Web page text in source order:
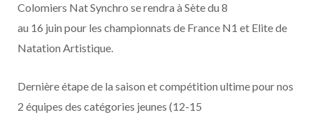
Colomiers Nat Synchro se rendra à Sète du 8
au 16 juin pour les championnats de France N1 et Elite de
Natation Artistique.
Dernière étape de la saison et compétition ultime pour nos
2 équipes des catégories jeunes (12-15